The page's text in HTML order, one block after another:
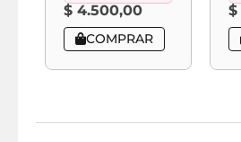
$ 4.500,00
COMPRAR
$